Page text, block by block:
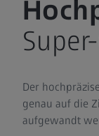
Der
genau auf die
aufgewandt